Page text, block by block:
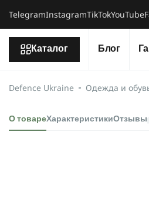
TelegramInstagramTikTokYouTube
Каталог Блог
Defence Ukraine Одежда и
О товареХарактеристикиОтзывы